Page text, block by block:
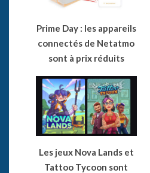
Prime Day : les appareils
connectés de Netatmo
sont à prix réduits
Les jeux Nova Lands et
Tattoo Tycoon sont